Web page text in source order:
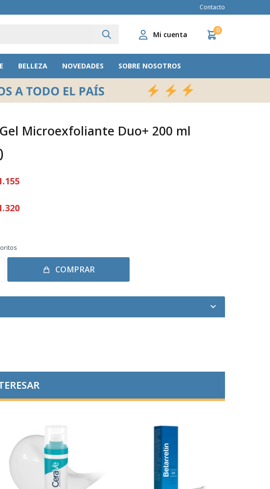
BELLEZA NOVEDADES SOBRE NOSOTROS
0
Contacto
Microexfoliante Duo+ 200 ml
COMPRAR